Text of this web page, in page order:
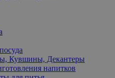
Кувшины, Декантеры
напитков